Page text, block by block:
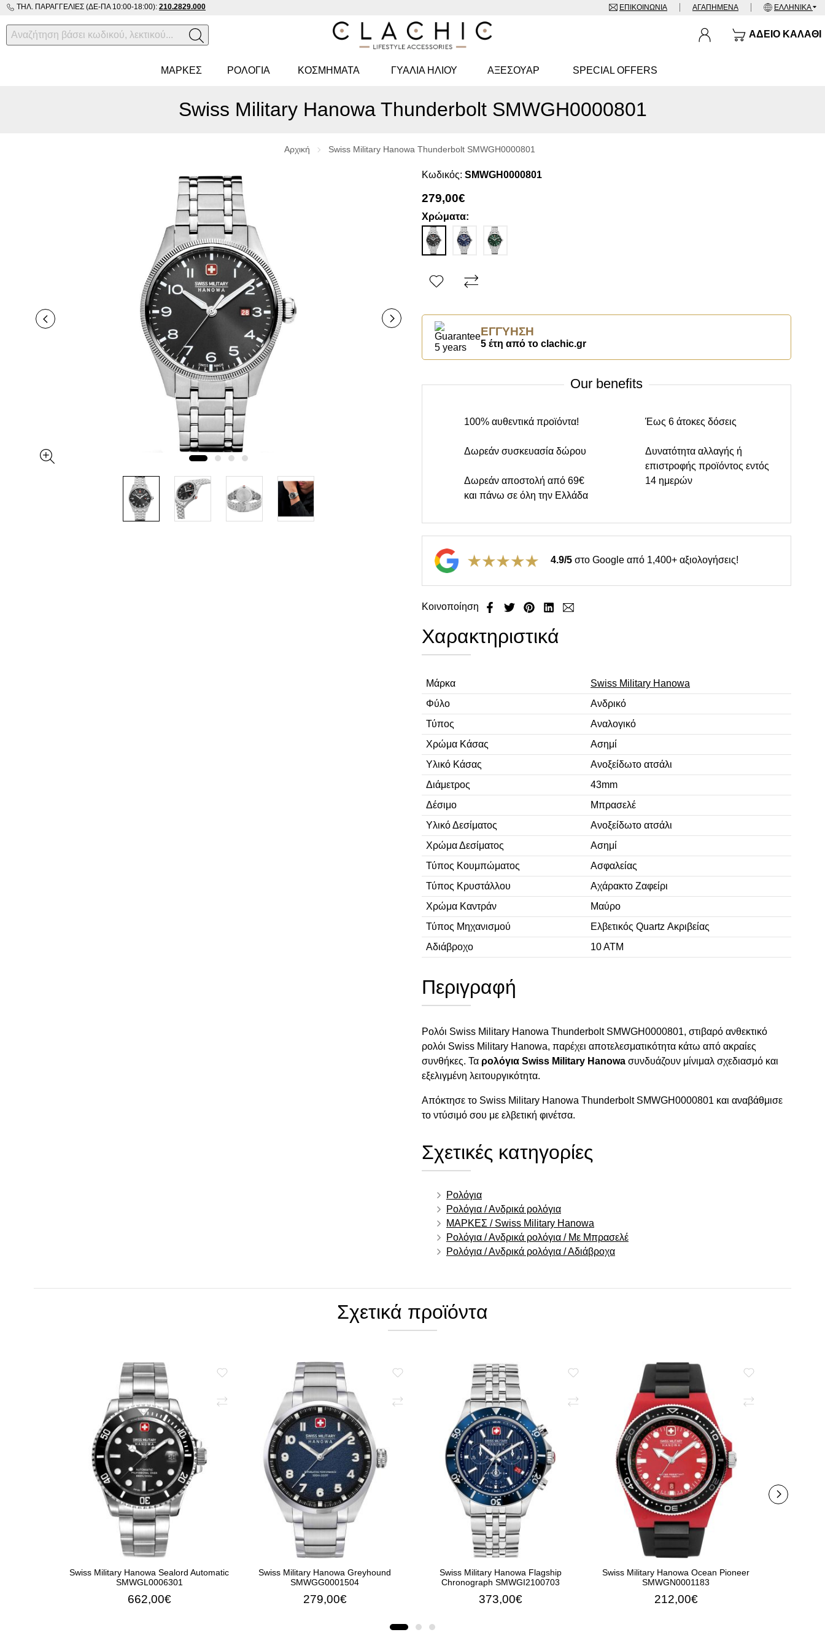
ΤΗΛ. ΠΑΡΑΓΓΕΛΊΕΣ (ΔΕ-ΠΑ 10:00-18:00): 210.2829.000 ΕΠΙΚΟΙΝΩΝΊΑ ΑΓΑΠΗΜΈΝΑ ΕΛΛΗΝΙΚΆ
ΆΔΕΙΟ ΚΑΛΆΘΙ
ΜΑΡΚΕΣ ΡΟΛΌΓΙΑ ΚΟΣΜΉΜΑΤΑ ΓΥΑΛΙΆ ΗΛΊΟΥ ΑΞΕΣΟΥΑΡ SPECIAL OFFERS
Swiss Military Hanowa Thunderbolt SMWGH0000801
Αρχική Swiss Military Hanowa Thunderbolt SMWGH0000801
Κωδικός: SMWGH0000801
279,00€
Χρώματα:
ΕΓΓΎΗΣΗ
5 έτη από το clachic.gr
Our benefits
100% αυθεντικά προϊόντα!
Δωρεάν συσκευασία δώρου
Δωρεάν αποστολή από 69€
και πάνω σε όλη την Ελλάδα
Έως 6 άτοκες δόσεις
Δυνατότητα αλλαγής ή
επιστροφής προϊόντος εντός
14 ημερών
4.9/5 στο Google από 1,400+ αξιολογήσεις!
Κοινοποίηση
Χαρακτηριστικά
Μάρκα
Swiss Military Hanowa
Φύλο
Ανδρικό
Τύπος
Αναλογικό
Χρώμα Κάσας
Ασημί
Υλικό Κάσας
Ανοξείδωτο ατσάλι
Διάμετρος
43mm
Δέσιμο
Μπρασελέ
Υλικό Δεσίματος
Ανοξείδωτο ατσάλι
Χρώμα Δεσίματος
Ασημί
Τύπος Κουμπώματος
Ασφαλείας
Τύπος Κρυστάλλου
Αχάρακτο Ζαφείρι
Χρώμα Καντράν
Μαύρο
Τύπος Μηχανισμού
Ελβετικός Quartz Ακριβείας
Αδιάβροχο
10 ΑΤΜ
Περιγραφή
Ρολόι Swiss Military Hanowa Thunderbolt SMWGH0000801, στιβαρό ανθεκτικό
ρολόι Swiss Military Hanowa, παρέχει αποτελεσματικότητα κάτω από ακραίες
συνθήκες. Τα ρολόγια Swiss Military Hanowa συνδυάζουν μίνιμαλ σχεδιασμό και
εξελιγμένη λειτουργικότητα.
Απόκτησε το Swiss Military Hanowa Thunderbolt SMWGH0000801 και αναβάθμισε
το ντύσιμό σου με ελβετική φινέτσα.
Σχετικές κατηγορίες
Ρολόγια
Ρολόγια / Ανδρικά ρολόγια
ΜΑΡΚΕΣ / Swiss Military Hanowa
Ρολόγια / Ανδρικά ρολόγια / Με Μπρασελέ
Ρολόγια / Ανδρικά ρολόγια / Αδιάβροχα
Σχετικά προϊόντα
Swiss Military Hanowa Sealord Automatic
SMWGL0006301
662,00€
Swiss Military Hanowa Greyhound
SMWGG0001504
279,00€
Swiss Military Hanowa Flagship
Chronograph SMWGI2100703
373,00€
Swiss Military Hanowa Ocean Pioneer
SMWGN0001183
212,00€